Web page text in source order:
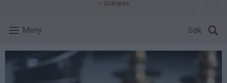
– Sokrates
Meny Søk